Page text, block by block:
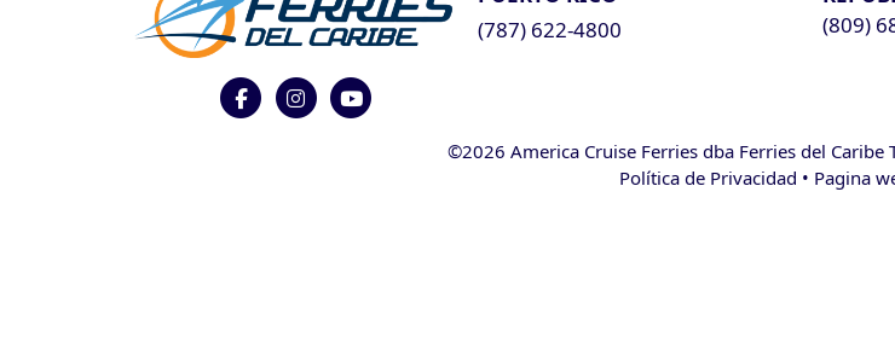
(787) 622-4800
(809)
©2026 America Cruise Ferries dba Ferries del Caribe
Política de Privacidad • Pagina